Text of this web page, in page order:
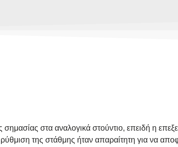
σημασίας στα αναλογικά στούντιο, επειδή η
ρύθμιση της στάθμης ήταν απαραίτητη για να